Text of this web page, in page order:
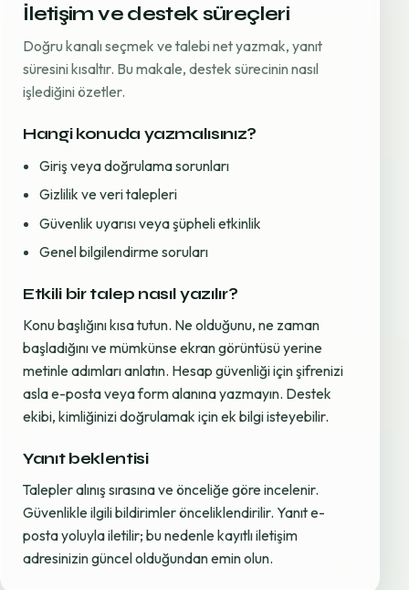
İletişim ve destek süreçleri
Doğru kanalı seçmek ve talebi net yazmak, yanıt
süresini kısaltır. Bu makale, destek sürecinin nasıl
işlediğini özetler.
Hangi konuda yazmalısınız?
Giriş veya doğrulama sorunları
Gizlilik ve veri talepleri
Güvenlik uyarısı veya şüpheli etkinlik
Genel bilgilendirme soruları
Etkili bir talep nasıl yazılır?
Konu başlığını kısa tutun. Ne olduğunu, ne zaman
başladığını ve mümkünse ekran görüntüsü yerine
metinle adımları anlatın. Hesap güvenliği için şifrenizi
asla e-posta veya form alanına yazmayın. Destek
ekibi, kimliğinizi doğrulamak için ek bilgi isteyebilir.
Yanıt beklentisi
Talepler alınış sırasına ve önceliğe göre incelenir.
Güvenlikle ilgili bildirimler önceliklendirilir. Yanıt e-
posta yoluyla iletilir; bu nedenle kayıtlı iletişim
adresinizin güncel olduğundan emin olun.